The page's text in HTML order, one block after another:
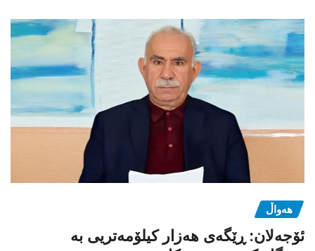
هەواڵ
ئۆجەلان: ڕێگەی هەزار کیلۆمەتریی بە